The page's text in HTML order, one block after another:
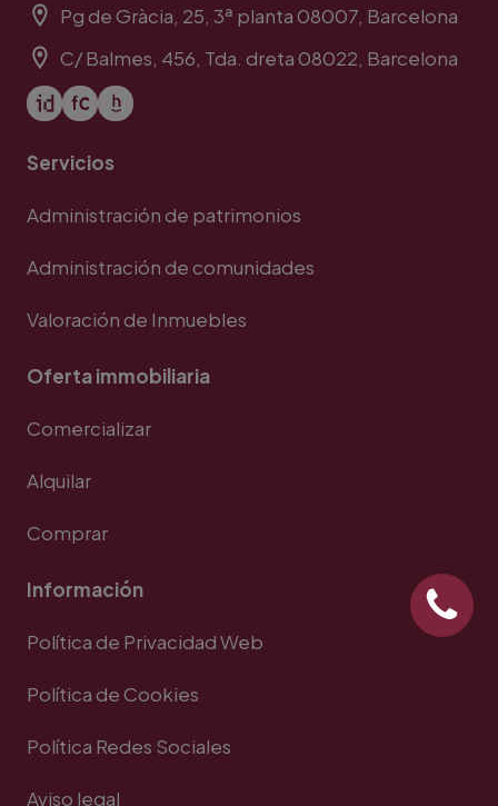
Pg de Gràcia, 25, 3ª planta 08007, Barcelona
C/ Balmes, 456, Tda. dreta 08022, Barcelona
Servicios
Administración de patrimonios
Administración de comunidades
Valoración de Inmuebles
Oferta immobiliaria
Comercializar
Alquilar
Comprar
Información
Política de Privacidad Web
Política de Cookies
Política Redes Sociales
Aviso legal